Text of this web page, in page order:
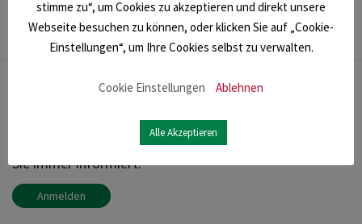
Melden Sie sich für unseren Newsletter an und bleiben
Sie immer informiert.
Anmelden
stimme zu“, um Cookies zu akzeptieren und direkt unsere
Webseite besuchen zu können, oder klicken Sie auf „Cookie-
Einstellungen“, um Ihre Cookies selbst zu verwalten.
Cookie Einstellungen Ablehnen
Alle Akzeptieren